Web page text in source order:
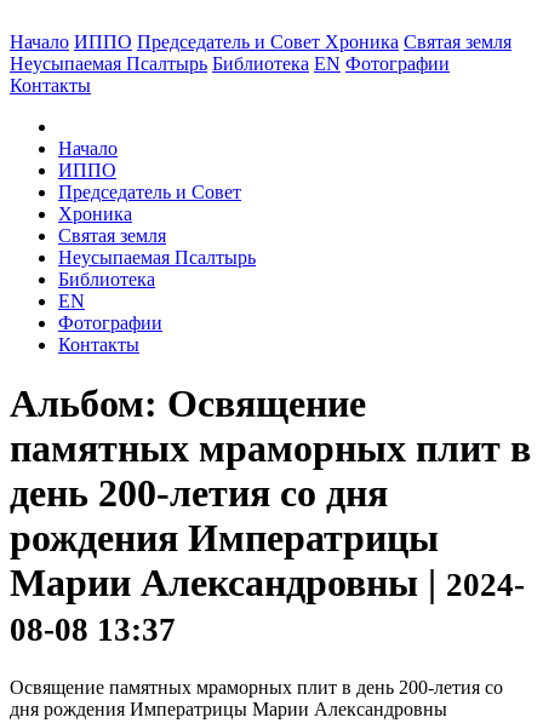
Начало ИППО Председатель и Совет Хроника Святая земля
Неусыпаемая Псалтырь Библиотека EN Фотографии
Контакты
Начало
ИППО
Председатель и Совет
Хроника
Святая земля
Неусыпаемая Псалтырь
Библиотека
EN
Фотографии
Контакты
Альбом: Освящение
памятных мраморных плит в
день 200-летия со дня
рождения Императрицы
Марии Александровны | 2024-
08-08 13:37
Освящение памятных мраморных плит в день 200-летия со
дня рождения Императрицы Марии Александровны